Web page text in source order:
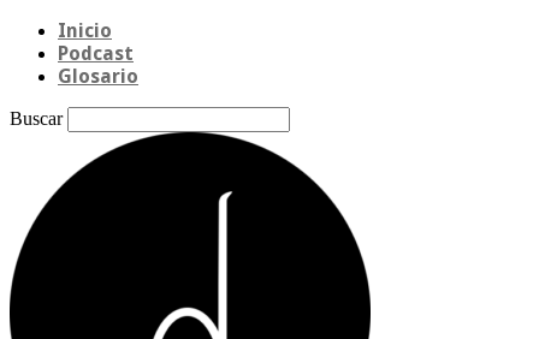
Inicio
Podcast
Glosario
Buscar